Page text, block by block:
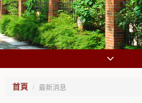
首頁 最新消息